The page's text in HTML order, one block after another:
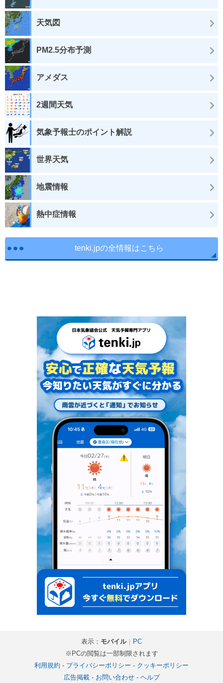
天気図
PM2.5分布予測
アメダス
2週間天気
気象予報士のポイント解説
世界天気
地震情報
熱中症情報
tenki.jpの全情報はこちら
表示： モバイル｜ PC
※PCの閲覧は一部制限されます
利用規約 - プライバシーポリシー - クッキーポリシー
広告掲載- お問い合わせ- ヘルプ